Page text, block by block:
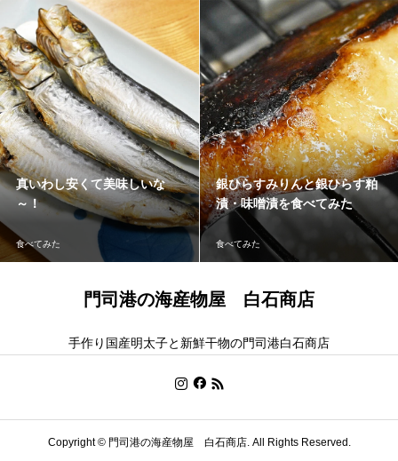
真いわし安くて美味しいな
～！
食べてみた
銀ひらすみりんと銀ひらす粕
漬・味噌漬を食べてみた
食べてみた
門司港の海産物屋 白石商店
手作り国産明太子と新鮮干物の門司港白石商店
Copyright ©門司港の海産物屋 白石商店. All Rights Reserved.